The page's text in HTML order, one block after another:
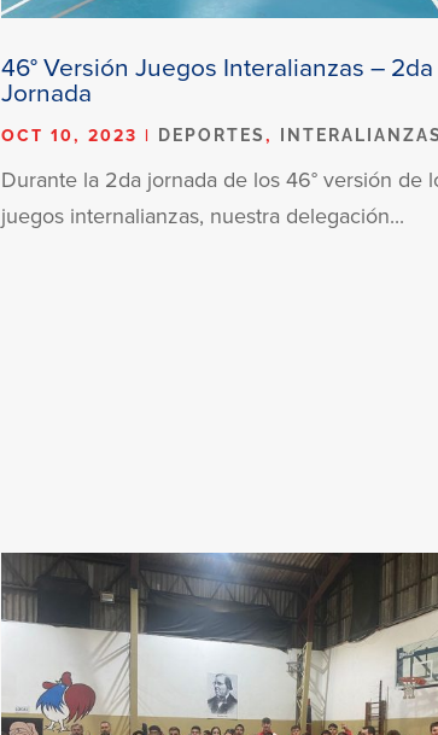
46° Versión Juegos Interalianzas – 2da
Jornada
OCT 10, 2023 | DEPORTES,
Durante la 2da jornada de los 46° versión de
juegos internalianzas, nuestra delegación...